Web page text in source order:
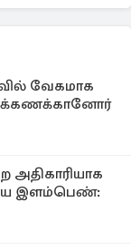
வேகமாக
அதிகாரியாக
இளம்பெண்: